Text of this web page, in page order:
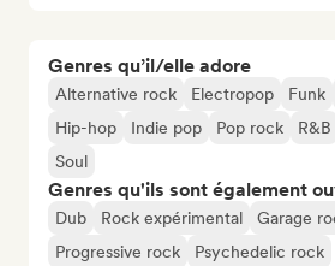
Genres qu’il/elle adore
Alternative rock Electropop Funk
Hip-hop
Indie pop Pop rock R&B
Soul
Genres qu'ils sont également
Dub Rock expérimental Garage
Progressive rock
Psychedelic rock